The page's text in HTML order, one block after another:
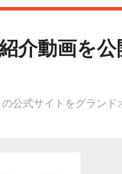
介動画を
公式サイトをグランド